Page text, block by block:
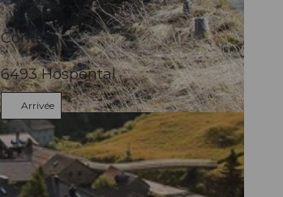
Contact
6493Hospental
Arrivée